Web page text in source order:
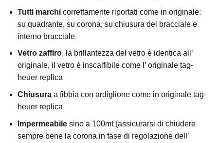
Tutti marchi correttamente riportati come in originale:
su quadrante, su corona, su chiusura del bracciale e
interno bracciale
Vetro zaffiro, la brillantezza del vetro è identica all’
originale, il vetro è inscalfibile come l’ originale tag-
heuer replica
Chiusuraa fibbia con ardiglione come in originale tag-
heuer replica
Impermeabilesino a 100mt (assicurarsi di chiudere
sempre bene la corona in fase di regolazione dell’